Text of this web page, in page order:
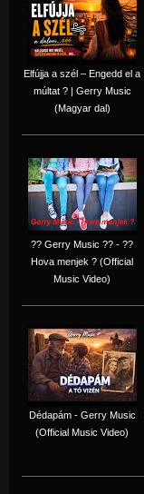
Elfújja a szél – Engedd el a
múltat ? | Gerry Music
(Magyar dal)
?? Gerry Music ?? - ??
Hova menjek ? (Official
Music Video)
Dédapám - Gerry Music
(Official Music Video)